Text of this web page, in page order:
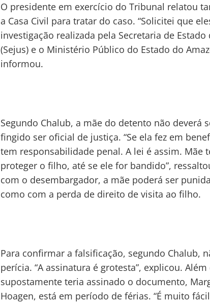
O presidente em exercício do Tribunal relatou
a Casa Civil para tratar do caso. “Solicitei que
investigação realizada pela Secretaria de Estado
(Sejus) e o Ministério Público do Estado do
informou.
Segundo Chalub, a mãe do detento não deverá
fingido ser oficial de justiça. “Se ela fez em
tem responsabilidade penal. A lei é assim. Mãe
proteger o filho, até se ele for bandido”,
com o desembargador, a mãe poderá ser
como com a perda de direito de visita ao filho.
Para confirmar a falsificação, segundo Chalub,
perícia. “A assinatura é grotesta”, explicou.
supostamente teria assinado o documento,
Hoagen, está em período de férias. “É muito